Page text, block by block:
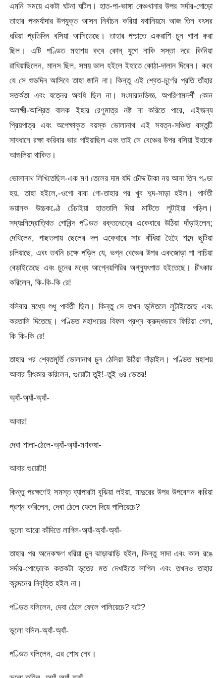
এমনি সময়ে একটা ঘটনা ঘটিল। হাত-পা-ভাঙ্গা বেঞ্চখানার উপর সর্দার-পোড়ো
তাহার পদমর্যাদার উপযুক্ত আসন নির্বাচন করিয়া যথানিয়মে আজ তিন বৎসর
ধরিয়া প্রতিদিন বসিয়া আসিতেছে। তাহার পশ্চাতে একরাশি চুন গাদা করা
ছিল। এটি পণ্ডিত মহাশয় কবে কোন্ যুগে নাকি সস্তা দরে কিনিয়া
রাখিয়াছিলেন, মানস ছিল, সময় ভাল হইলে ইহাতে কোঠা-দালান দিবেন। কবে
যে সে শুভদিন আসিবে তাহা জানি না। কিন্তু এই শ্বেত-চূর্ণের প্রতি তাঁহার
সতর্কতা এবং যত্নের অবধি ছিল না। সংসারানভিজ্ঞ, অপরিণামদর্শী কোন
অলক্ষ্মী-আশ্রিত বালক ইহার রেণুমাত্র নষ্ট না করিতে পারে, এইজন্য
প্রিয়পাত্র এবং অপেক্ষাকৃত বয়স্ক ভোলানাথ এই সযত্ন-সঞ্চিত বস্তুটি
সাবধানে রক্ষা করিবার ভার পাইয়াছিল এবং তাই সে বেঞ্চের উপর বসিয়া ইহাকে
আগুলিয়া থাকিত।
ভোলানাথ লিখিতেছিল-এক মণ তেলের দাম যদি চৌদ্দ টাকা নয় আনা তিন গণ্ডা
হয়, তাহা হইলে,-ওগো বাবা গো-তাহার পর খুব শব্দ-সাড়া হইল। পার্বতী
ভয়ানক উচ্চকণ্ঠে চেঁচাইয়া হাততালি দিয়া মাটিতে লুটাইয়া পড়িল।
সদ্যঃনিদ্রোত্থিত গোবিন্দ পণ্ডিত রক্তনেত্রে একেবারে উঠিয়া দাঁড়াইলেন;
দেখিলেন, গাছতলায় ছেলের দল একেবারে সার বাঁধিয়া হৈহৈ শব্দে ছুটিয়া
চলিয়াছে, এবং তখনি চক্ষে পড়িল যে, ভগ্ন বেঞ্চের উপর একজোড়া পা নাচিয়া
বেড়াইতেছে এবং চুনের মধ্যে আগ্নেয়গিরির অগ্ন্যুৎপাত হইতেছে। চীৎকার
করিলেন, কি-কি-কি রে!
বলিবার মধ্যে শুধু পার্বতী ছিল। কিন্তু সে তখন ভূমিতলে লুটাইতেছে এবং
করতালি দিতেছে। পণ্ডিত মহাশয়ের বিফল প্রশ্ন ক্রুদ্ধভাবে ফিরিয়া গেল,
কি কি-কি রে!
তাহার পর শ্বেতমূর্তি ভোলানাথ চুন ঠেলিয়া উঠিয়া দাঁড়াইল। পণ্ডিত মহাশয়
আবার চীৎকার করিলেন, গুয়োটা তুই!-তুই ওর ভেতর!
অ্যাঁ-অ্যাঁ-অ্যাঁ-
আবার!
দেবা শালা-ঠেলে-অ্যাঁ-অ্যাঁ-মণকষা-
আবার গুয়োটা!
কিন্তু পরক্ষণেই সমস্ত ব্যাপারটা বুঝিয়া লইয়া, মাদুরের উপর উপবেশন করিয়া
প্রশ্ন করিলেন, দেবা ঠেলে ফেলে দিয়ে পালিয়েচে?
ভুলো আরো কাঁদিতে লাগিল-অ্যাঁ-অ্যাঁ-অ্যাঁ-
তাহার পর অনেকক্ষণ ধরিয়া চুন ঝাড়াঝাড়ি হইল, কিন্তু সাদা এবং কাল রঙে
সর্দার-পোড়োকে কতকটা ভূতের মত দেখাইতে লাগিল এবং তখনও তাহার
ক্রন্দনের নিবৃত্তি হইল না।
পণ্ডিত বলিলেন, দেবা ঠেলে ফেলে পালিয়েচে? বটে?
ভুলো বলিল-অ্যাঁ-অ্যাঁ-
পণ্ডিত বলিলেন, এর শোধ নেব।